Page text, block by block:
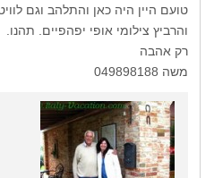
טועם היין היה כאן והתלהב וגם
והרביץ צילומי אופי יפהפיים. תהנו.
רק אהבה
משה 049898188